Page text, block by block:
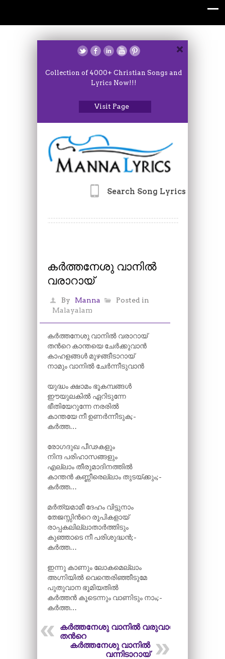
Collection of 4000+ Christian Songs and
Lyrics Now!!!
Visit Page
Search Song Lyrics
കർത്തനേശു വാനിൽ
വരാറായ്
By Manna
Posted in
Malayalam
കർത്തനേശു വാനിൽ വരാറായ്
തന്‍റെ കാന്തയെ ചേർക്കുവാൻ
കാഹളങ്ങൾ മുഴങ്ങീടാറായ്
നാമും വാനിൽ ചേർന്നീടുവാൻ
യുദ്ധം ക്ഷാമം ഭൂകമ്പങ്ങൾ
ഈയുലകിൽ ഏറിടുന്നേ
ഭീതിയേറുന്നേ നരരിൽ
കാന്തയേ നീ ഉണർന്നീടുക;-
കർത്ത…
രോഗദുഖ പീഢകളും
നിന്ദ പരിഹാസങ്ങളും
എല്ലാം തീരുമാദിനത്തിൽ
കാന്തൻ കണ്ണീരെല്ലാം തുടയ്ക്കും;-
കർത്ത…
മർത്യമാമീ ദേഹം വിട്ടുനാം
തേജസ്സിന്‍റെ രൂപികളായ്
രാപ്പകലില്ലാതാർത്തിടും
കുഞ്ഞാടെ നീ പരിശുദ്ധൻ;-
കർത്ത…
ഇന്നു കാണും ലോകമെല്ലാം
അഗ്നിയിൽ വെന്തെരിഞ്ഞീടുമേ
പുതുവാന ഭൂമിയതിൽ
കർത്തൻ കൂടെന്നും വാണിടും നാം;-
കർത്ത…
കർത്തനേശു വാനിൽ വരുവാൻ
തന്‍റെ
കർത്തനേശു വാനിൽ
വന്നിടാറായ്